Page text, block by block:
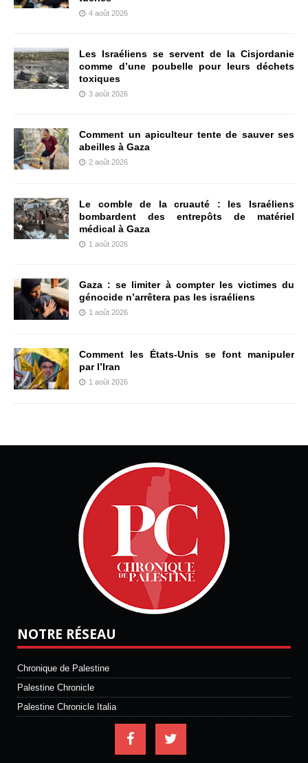
4 août 2026
Les Israéliens se servent de la Cisjordanie
comme d’une poubelle pour leurs déchets
toxiques
3 août 2026
Comment un apiculteur tente de sauver ses
abeilles à Gaza
2 août 2026
Le comble de la cruauté : les Israéliens
bombardent des entrepôts de matériel
médical à Gaza
1 août 2026
Gaza : se limiter à compter les victimes du
génocide n’arrêtera pas les israéliens
1 août 2026
Comment les États-Unis se font manipuler
par l’Iran
1 août 2026
NOTRE RÉSEAU
Chronique de Palestine
Palestine Chronicle
Palestine Chronicle Italia